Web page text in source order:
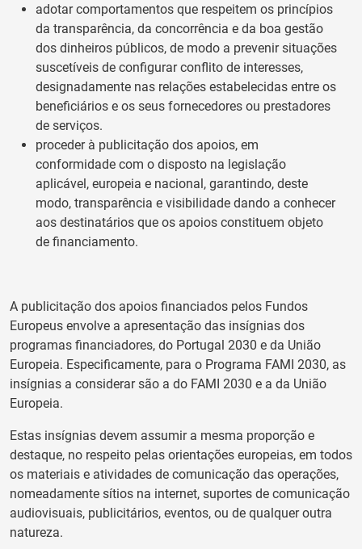
adotar comportamentos que respeitem os princípios
da transparência, da concorrência e da boa gestão
dos dinheiros públicos, de modo a prevenir situações
suscetíveis de configurar conflito de interesses,
designadamente nas relações estabelecidas entre os
beneficiários e os seus fornecedores ou prestadores
de serviços.
proceder à publicitação dos apoios, em
conformidade com o disposto na legislação
aplicável, europeia e nacional, garantindo, deste
modo, transparência e visibilidade dando a conhecer
aos destinatários que os apoios constituem objeto
de financiamento.
A publicitação dos apoios financiados pelos Fundos
Europeus envolve a apresentação das insígnias dos
programas financiadores, do Portugal 2030 e da União
Europeia. Especificamente, para o Programa FAMI 2030, as
insígnias a considerar são a do FAMI 2030 e a da União
Europeia.
Estas insígnias devem assumir a mesma proporção e
destaque, no respeito pelas orientações europeias, em todos
os materiais e atividades de comunicação das operações,
nomeadamente sítios na internet, suportes de comunicação
audiovisuais, publicitários, eventos, ou de qualquer outra
natureza.